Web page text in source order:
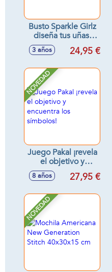
Busto Sparkle Girlz
diseña tus uñas,
incluye accesorios,
25cm
3 años 24,95 €
NOVEDAD
Juego Pakal ¡revela
el objetivo y
encuentra los
símbolos!
8 años 27,95 €
NOVEDAD